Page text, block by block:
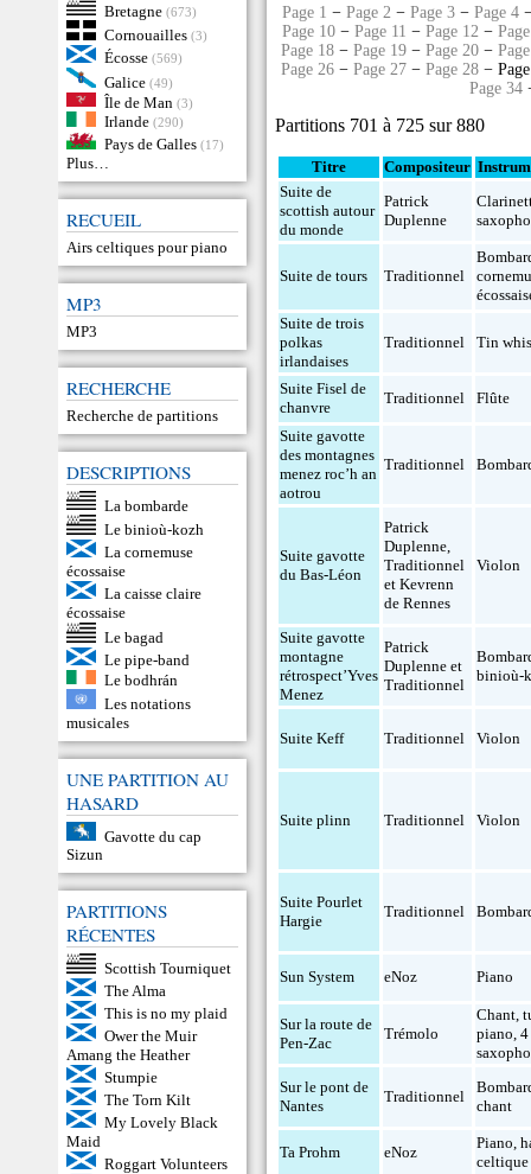
Bretagne (673)
Cornouailles (3)
Écosse (569)
Galice (49)
Île de Man (3)
Irlande (290)
Pays de Galles (17)
Plus…
RECUEIL
Airs celtiques pour piano
MP3
MP3
RECHERCHE
Recherche de partitions
DESCRIPTIONS
La bombarde
Le binioù-kozh
La cornemuse
écossaise
La caisse claire
écossaise
Le bagad
Le pipe-band
Le bodhrán
Les notations
musicales
UNE PARTITION AU
HASARD
Gavotte du cap
Sizun
PARTITIONS
RÉCENTES
Scottish Tourniquet
The Alma
This is no my plaid
Ower the Muir
Amang the Heather
Stumpie
The Torn Kilt
My Lovely Black
Maid
Roggart Volunteers
Page 1 −Page 2 −Page 3 −Page 4
Page 10− Page 11 − Page 12−
Page 18 −Page 19 −Page 20 −
Page 26 −Page 27 −Page 28 −
Page 34
Partitions 701 à 725 sur 880
Titre Compositeur
Suite de
scottish autour
du monde
Patrick
Duplenne
Suite de tours Traditionnel
Suite de trois
polkas
irlandaises
Traditionnel Tin
Suite Fisel de
chanvre
Traditionnel Flûte
Suite gavotte
des montagnes
menez roc’h an
aotrou
Traditionnel
Suite gavotte
du Bas-Léon
Patrick
Duplenne,
Traditionnel
et Kevrenn
de Rennes
Violon
Suite gavotte
montagne
rétrospect’Yves
Menez
Patrick
Duplenne et
Traditionnel
binioù-
Suite Keff Traditionnel Violon
Suite plinn Traditionnel Violon
Suite Pourlet
Hargie
Traditionnel
Sun System eNoz Piano
Sur la route de
Pen-Zac
Trémolo
Chant,
piano,4
Sur le pont de
Nantes
Traditionnel
chant
Ta Prohm eNoz
Piano,
celtique